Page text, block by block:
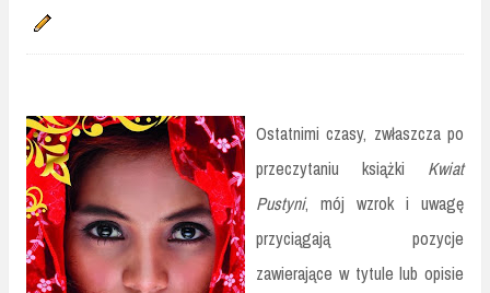
Ostatnimi czasy, zwłaszcza po
przeczytaniu książki Kwiat
Pustyni, mój wzrok i uwagę
przyciągają pozycje
zawierające w tytule lub opisie